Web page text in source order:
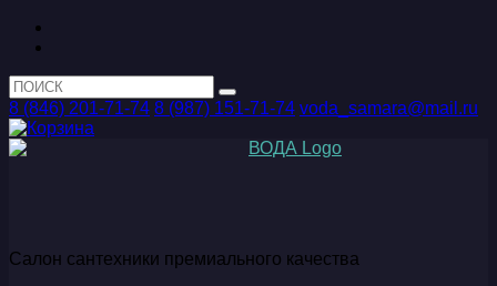
8 (846) 201-71-74 8 (987) 151-71-74 voda_samara@mail.ru
Салон сантехники премиального качества